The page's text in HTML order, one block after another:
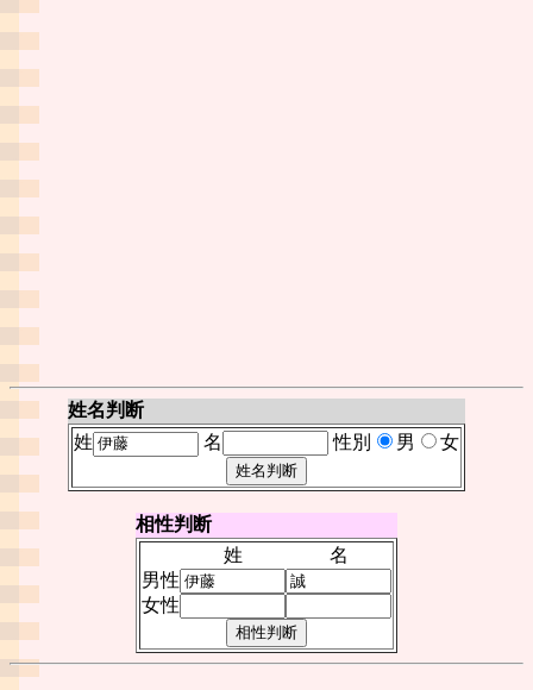
姓名判断
姓
名 性別 男 女
相性判断
姓
名
男性
女性